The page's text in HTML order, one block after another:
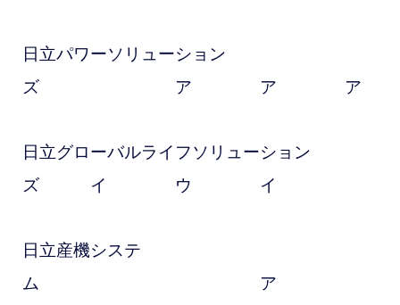
日立パワーソリューション
ズ ア ア ア
日立グローバルライフソリューション
ズ イ ウ イ
日立産機システ
ム ア